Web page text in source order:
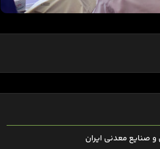
و صنایع معدنی ایران